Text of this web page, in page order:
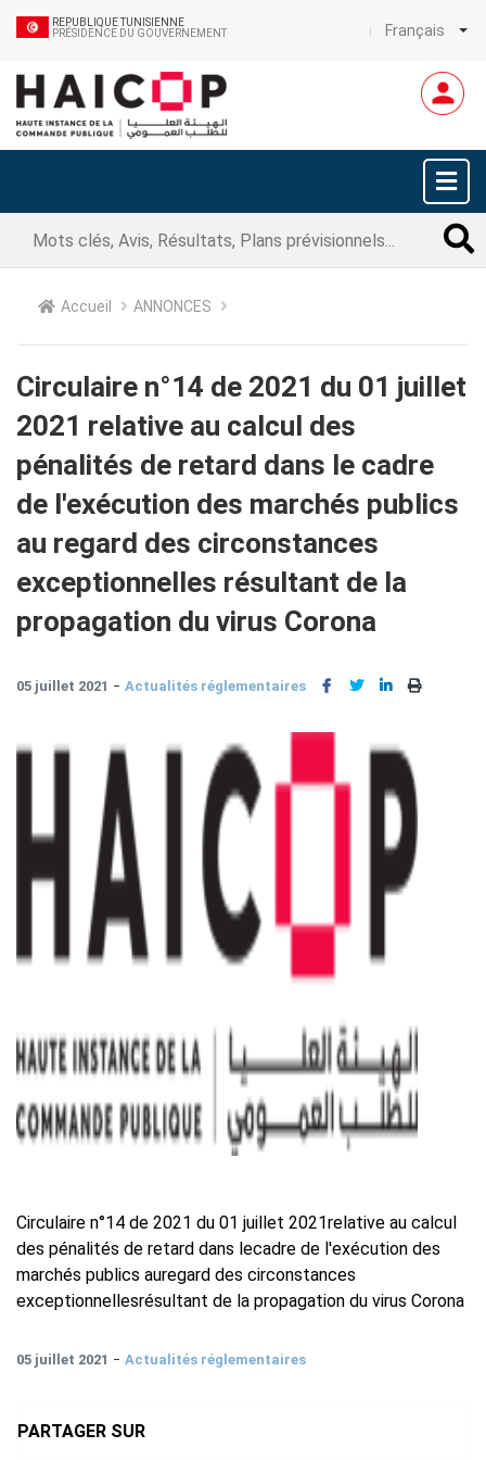
REPUBLIQUE TUNISIENNE
PRÉSIDENCE DU GOUVERNEMENT
Français
Accueil ANNONCES
Circulaire n°14 de 2021 du 01 juillet
2021 relative au calcul des
pénalités de retard dans le cadre
de l'exécution des marchés publics
au regard des circonstances
exceptionnelles résultant de la
propagation du virus Corona
05 juillet 2021 Actualités réglementaires
Circulaire n°14 de 2021 du 01 juillet 2021relative au calcul
des pénalités de retard dans lecadre de l'exécution des
marchés publics auregard des circonstances
exceptionnellesrésultant de la propagation du virus Corona
05 juillet 2021 Actualités réglementaires
PARTAGER SUR